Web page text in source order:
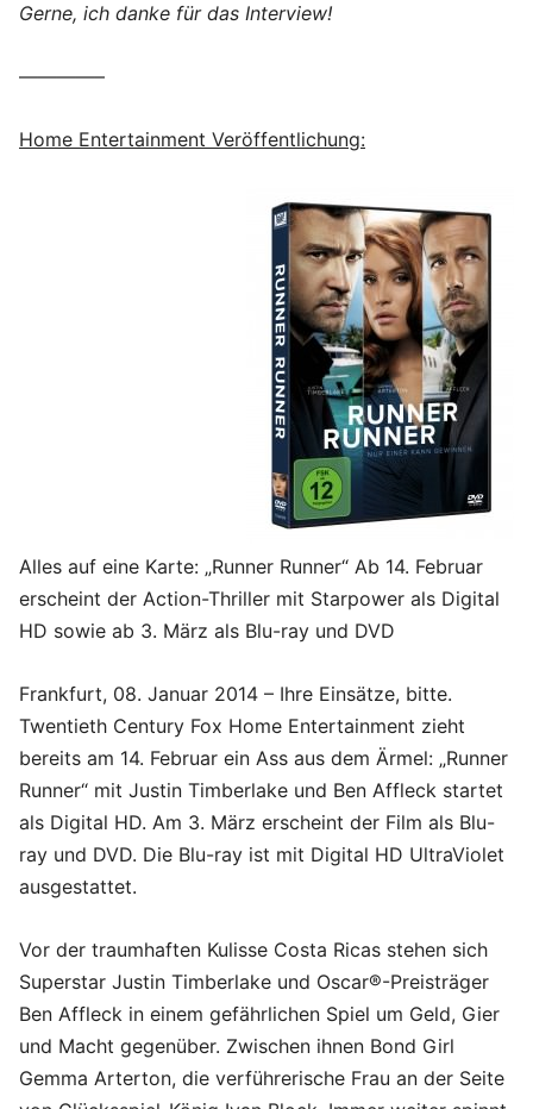
Gerne, ich danke für das Interview!
————–
Home Entertainment Veröffentlichung:
Alles auf eine Karte: „Runner Runner“ Ab 14. Februar
erscheint der Action-Thriller mit Starpower als Digital
HD sowie ab 3. März als Blu-ray und DVD
Frankfurt, 08. Januar 2014 – Ihre Einsätze, bitte.
Twentieth Century Fox Home Entertainment zieht
bereits am 14. Februar ein Ass aus dem Ärmel: „Runner
Runner“ mit Justin Timberlake und Ben Affleck startet
als Digital HD. Am 3. März erscheint der Film als Blu-
ray und DVD. Die Blu-ray ist mit Digital HD UltraViolet
ausgestattet.
Vor der traumhaften Kulisse Costa Ricas stehen sich
Superstar Justin Timberlake und Oscar®-Preisträger
Ben Affleck in einem gefährlichen Spiel um Geld, Gier
und Macht gegenüber. Zwischen ihnen Bond Girl
Gemma Arterton, die verführerische Frau an der Seite